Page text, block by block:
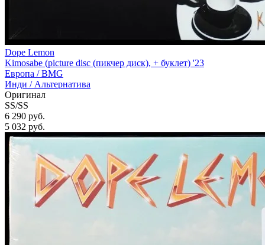
Dope Lemon
Kimosabe (picture disc (пикчер диск), + буклет) '23
Европа /BMG
Инди / Альтернатива
Оригинал
SS/SS
6 290 руб.
5 032 руб.